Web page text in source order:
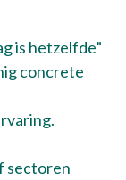
is hetzelfde”
concrete
sectoren